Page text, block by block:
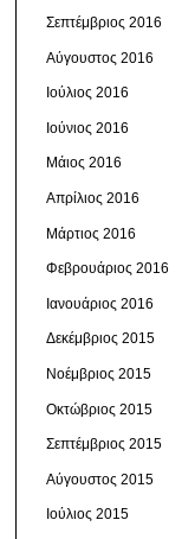
Σεπτέμβριος 2016
Αύγουστος 2016
Ιούλιος 2016
Ιούνιος 2016
Μάιος 2016
Απρίλιος 2016
Μάρτιος 2016
Φεβρουάριος 2016
Ιανουάριος 2016
Δεκέμβριος 2015
Νοέμβριος 2015
Οκτώβριος 2015
Σεπτέμβριος 2015
Αύγουστος 2015
Ιούλιος 2015